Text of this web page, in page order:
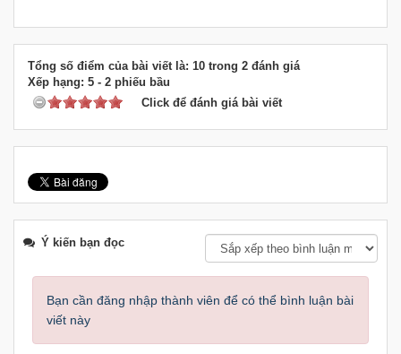
Tổng số điểm của bài viết là: 10 trong 2 đánh giá
Xếp hạng: 5 - 2 phiếu bầu
Click để đánh giá bài viết
Ý kiến bạn đọc
Bạn cần đăng nhập thành viên để có thể bình luận bài
viết này